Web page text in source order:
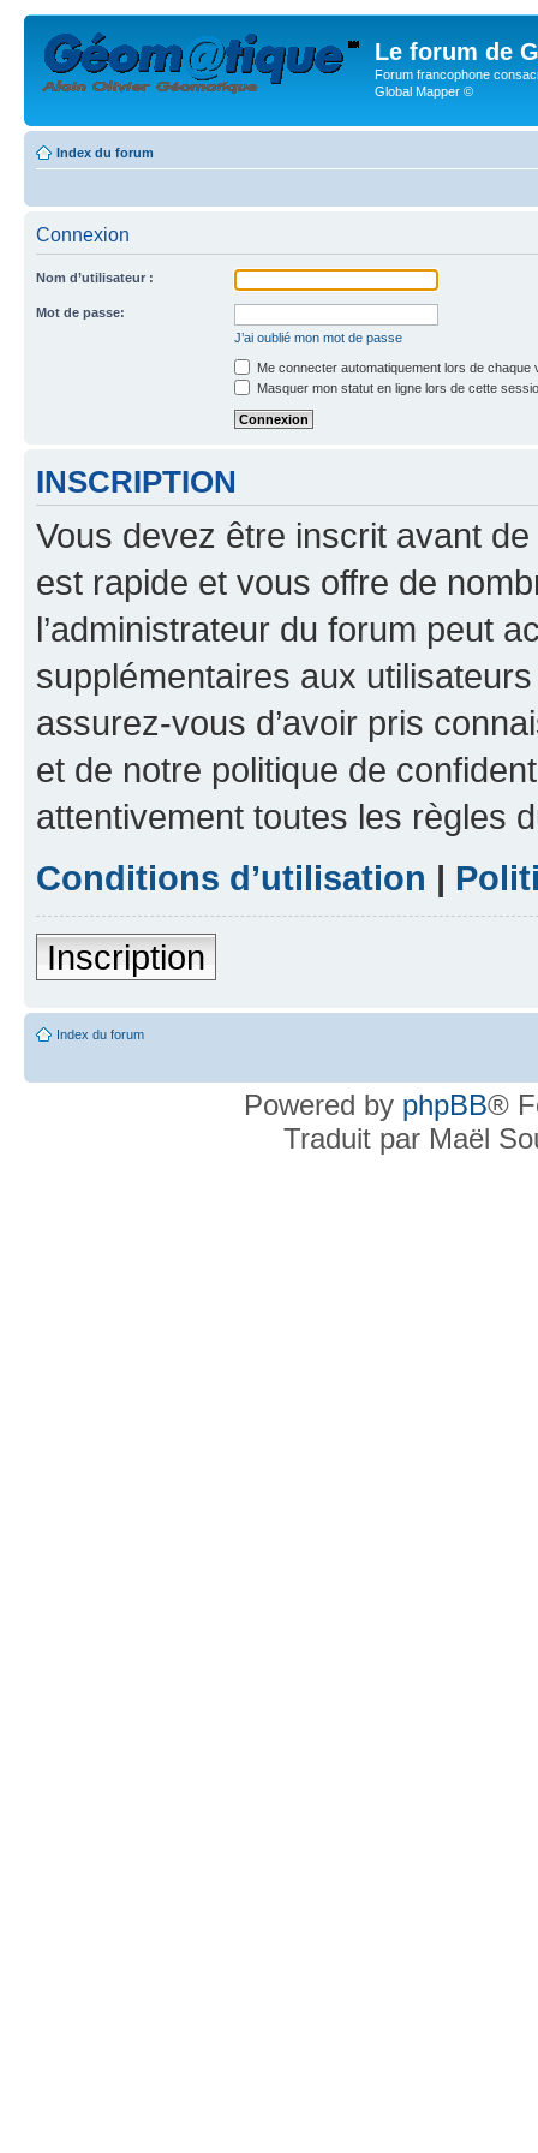
Le forum de
Forum francophone
Global Mapper ©
Index du forum
Connexion
Nom d’utilisateur :
Mot de passe:
J’ai oublié mon mot de passe
Me connecter automatiquement lors de chaque
Masquer mon statut en ligne lors de cette
INSCRIPTION
Vous devez être inscrit avant
est rapide et vous offre de
l’administrateur du forum peut
supplémentaires aux
assurez-vous d’avoir pris
et de notre politique de
attentivement toutes les règles
Conditions d’utilisation |
Inscription
Index du forum
Powered by phpBB®
Traduit par Maël